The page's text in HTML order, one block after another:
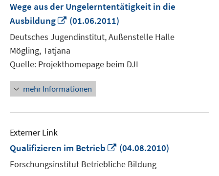
Wege aus der Ungelerntentätigkeit in die
Ausbildung
In
neuem
Fenster
öffnen
(01.06.2011)
Deutsches Jugendinstitut, Außenstelle Halle
Mögling, Tatjana
Quelle: Projekthomepage beim DJI
mehr Informationen
Externer Link
Qualifizieren im Betrieb
In
neuem
Fenster
(04.08.2010)
Forschungsinstitut Betriebliche Bildung